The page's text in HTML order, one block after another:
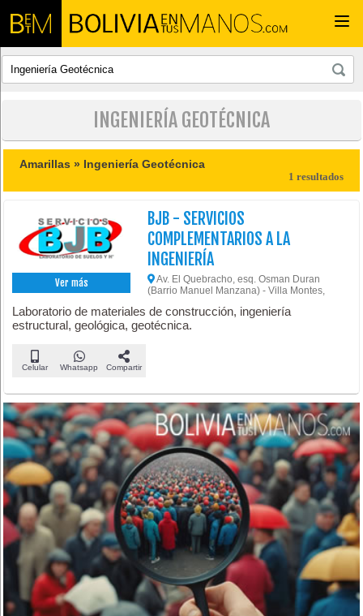
INGENIERÍA GEOTÉCNICA
Amarillas » Ingeniería Geotécnica
1 resultados
Ver más
BJB - SERVICIOS
COMPLEMENTARIOS A LA
INGENIERÍA
Av. El Quebracho, esq. Osman Duran
(Barrio Manuel Manzana) - Villa Montes,
Laboratorio de materiales de construcción, ingeniería
estructural, geológica, geotécnica.
Celular Whatsapp Compartir